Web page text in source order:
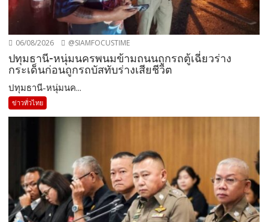
06/08/2026 @SIAMFOCUSTIME
ปทุมธานี-หนุ่มนครพนมข้ามถนนถูกรถตู้เฉี่ยวร่าง
กระเด็นก่อนถูกรถบัสทับร่างเสียชีวิต
ปทุมธานี-หนุ่มนค...
ข่าวทั่วไทย